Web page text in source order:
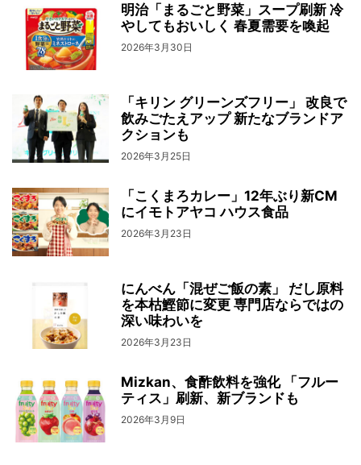
明治「まるごと野菜」スープ刷新 冷
やしてもおいしく 春夏需要を喚起
2026年3月30日
「キリン グリーンズフリー」 改良で
飲みごたえアップ 新たなブランドア
クションも
2026年3月25日
「こくまろカレー」12年ぶり新CM
にイモトアヤコ ハウス食品
2026年3月23日
にんべん「混ぜご飯の素」 だし原料
を本枯鰹節に変更 専門店ならではの
深い味わいを
2026年3月23日
Mizkan、食酢飲料を強化 「フルー
ティス」刷新、新ブランドも
2026年3月9日